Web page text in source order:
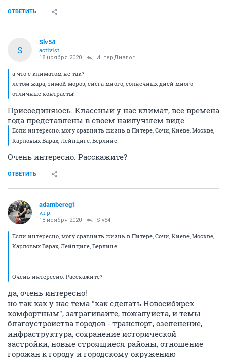
ОТВЕТИТЬ
S
Slv54
activist
18 ноября 2020 ИнтерДиалог
а что с климатом не так?
летом жара, зимой мороз, снега много, солнечных дней много -
отличные контрасты!
Присоединяюсь. Классный у нас климат, все времена
года представлены в своем наилучшем виде.
Если интересно, могу сравнить жизнь в Питере, Сочи, Киеве, Москве,
Карловых Варах, Лейпциге, Берлине
Очень интересно. Расскажите?
ОТВЕТИТЬ
adambereg1
v.i.p.
18 ноября 2020 Slv54
Если интересно, могу сравнить жизнь в Питере, Сочи, Киеве, Москве,
Карловых Варах, Лейпциге, Берлине
Очень интересно. Расскажите?
да, очень интересно!
но так как у нас тема "как сделать Новосибирск
комфортным", затрагивайте, пожалуйста, и темы
благоустройства городов - транспорт, озеленение,
инфраструктура, сохранение исторической
застройки, новые строящиеся районы, отношение
горожан к городу и городскому окружению